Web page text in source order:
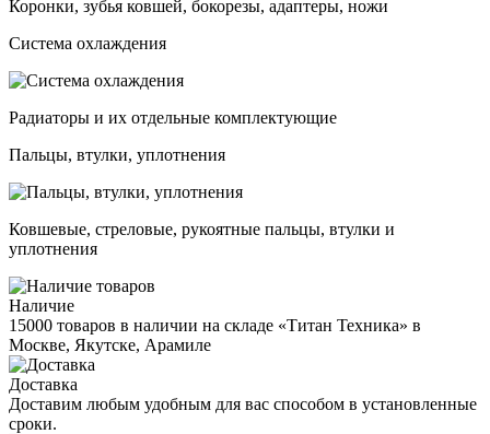
Коронки, зубья ковшей, бокорезы, адаптеры, ножи
Система охлаждения
Радиаторы и их отдельные комплектующие
Пальцы, втулки, уплотнения
Ковшевые, стреловые, рукоятные пальцы, втулки и
уплотнения
Наличие
15000 товаров в наличии на складе «Титан Техника» в
Москве, Якутске, Арамиле
Доставка
Доставим любым удобным для вас способом в установленные
сроки.